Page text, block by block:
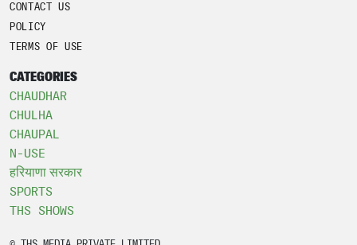
CONTACT US
POLICY
TERMS OF USE
CATEGORIES
CHAUDHAR
CHULHA
CHAUPAL
N-USE
हरियाणा सरकार
SPORTS
THS SHOWS